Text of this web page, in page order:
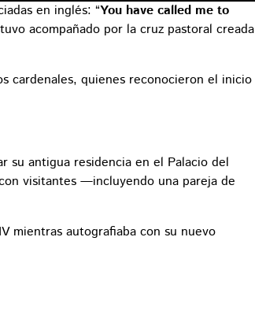
en inglés: “You have called me to
acompañado por la cruz pastoral creada
cardenales, quienes reconocieron el inicio
su antigua residencia en el Palacio del
visitantes —incluyendo una pareja de
mientras autografiaba con su nuevo